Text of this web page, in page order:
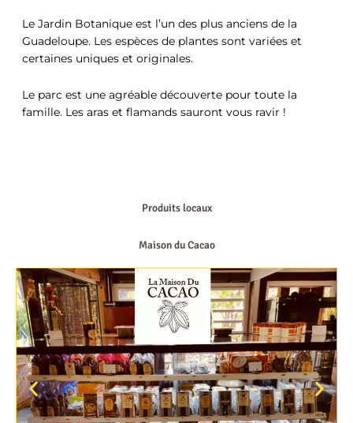
Le Jardin Botanique est l’un des plus anciens de la
Guadeloupe. Les espèces de plantes sont variées et
certaines uniques et originales.
Le parc est une agréable découverte pour toute la
famille. Les aras et flamands sauront vous ravir !
Produits locaux
Maison du Cacao